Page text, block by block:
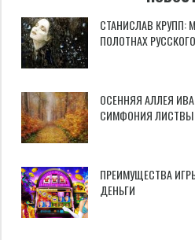
СТАНИСЛАВ КРУПП:
ПОЛОТНАХ
ОСЕННЯЯ АЛЛЕЯ
СИМФОНИЯ ЛИСТВЫ
ПРЕИМУЩЕСТВА
ДЕНЬГИ